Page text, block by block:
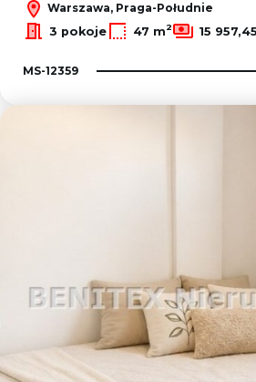
Warszawa, Praga-Południe
3 pokoje
47 m2 15
MS-12359